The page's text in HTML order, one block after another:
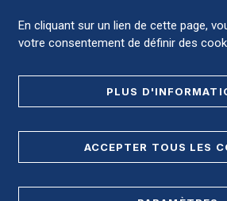
En cliquant sur un lien de cette page,
votre consentement de définir des
PLUS
ACCEPTER TOUS LES